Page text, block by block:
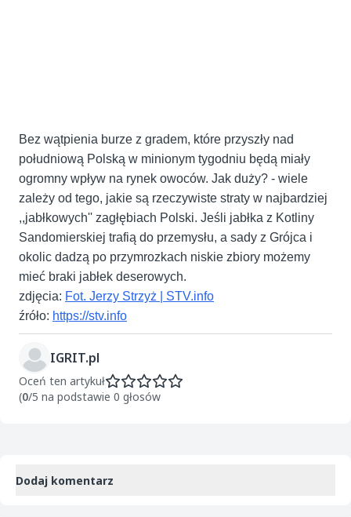
Bez wątpienia burze z gradem, które przyszły nad
południową Polską w minionym tygodniu będą miały
ogromny wpływ na rynek owoców. Jak duży? - wiele
zależy od tego, jakie są rzeczywiste straty w najbardziej
,,jabłkowych'' zagłębiach Polski. Jeśli jabłka z Kotliny
Sandomierskiej trafią do przemysłu, a sady z Grójca i
okolic dadzą po przymrozkach niskie zbiory możemy
mieć braki jabłek deserowych.
zdjęcia: Fot. Jerzy Strzyż | STV.info
źróło: https://stv.info
IGRIT.pl
Oceń ten artykuł
(0/5 na podstawie 0 głosów
Dodaj komentarz